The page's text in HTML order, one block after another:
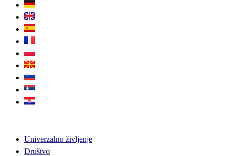
Univerzalno življenje
Društvo